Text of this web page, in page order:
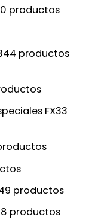
productos
productos
FX33
productos
productos